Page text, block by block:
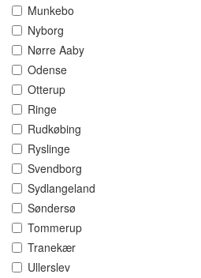
Munkebo
Nyborg
Nørre Aaby
Odense
Otterup
Ringe
Rudkøbing
Ryslinge
Svendborg
Sydlangeland
Søndersø
Tommerup
Tranekær
Ullerslev